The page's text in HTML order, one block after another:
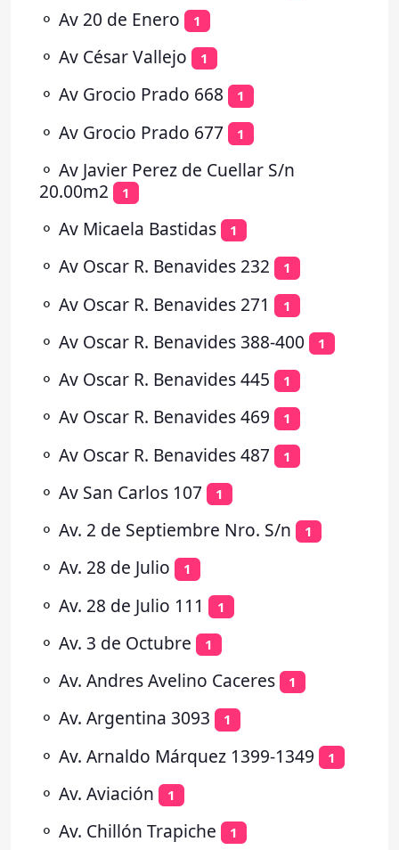
⚬ Av 20 de Enero 1
⚬ Av César Vallejo 1
⚬ Av Grocio Prado 668 1
⚬ Av Grocio Prado 677 1
⚬ Av Javier Perez de Cuellar S/n
20.00m2
1
⚬ Av Micaela Bastidas 1
⚬ Av Oscar R. Benavides 232 1
⚬ Av Oscar R. Benavides 271 1
⚬ Av Oscar R. Benavides 388-400 1
⚬ Av Oscar R. Benavides 445 1
⚬ Av Oscar R. Benavides 469 1
⚬ Av Oscar R. Benavides 487 1
⚬ Av San Carlos 107 1
⚬ Av. 2 de Septiembre Nro. S/n 1
⚬ Av. 28 de Julio 1
⚬ Av. 28 de Julio 111 1
⚬ Av. 3 de Octubre 1
⚬ Av. Andres Avelino Caceres 1
⚬ Av. Argentina 3093 1
⚬ Av. Arnaldo Márquez 1399-1349 1
⚬ Av. Aviación 1
⚬ Av. Chillón Trapiche 1